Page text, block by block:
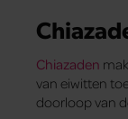
Chiazaden
van eiwitten
doorloop van